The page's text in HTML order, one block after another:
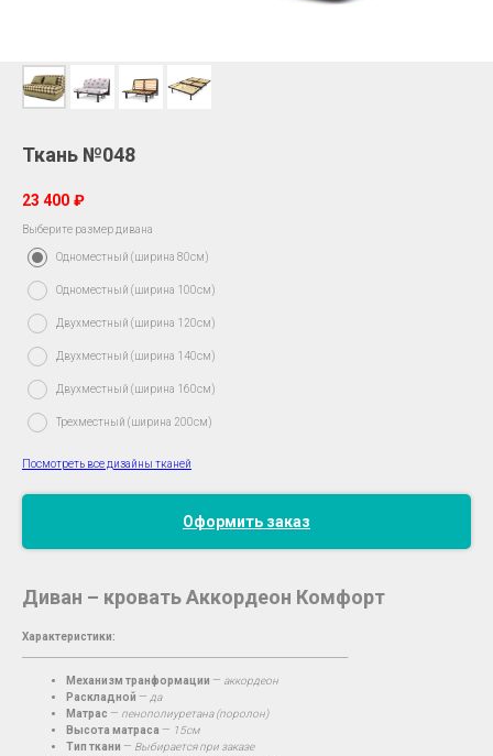
Ткань №048
23 400 ₽
Выберите размер дивана
Одноместный (ширина 80см)
Одноместный (ширина 100см)
Двухместный (ширина 120см)
Двухместный (ширина 140см)
Двухместный (ширина 160см)
Трехместный (ширина 200см)
Посмотреть все дизайны тканей
Оформить заказ
Диван – кровать Аккордеон Комфорт
Характеристики:
Механизм транформации — аккордеон
Раскладной — да
Матрас — пенополиуретана (поролон)
Высота матраса — 15см
Тип ткани — Выбирается при заказе